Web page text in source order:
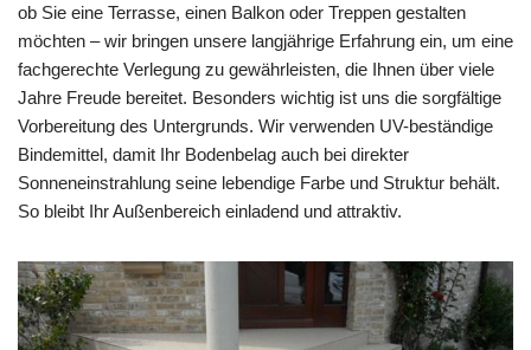
ob Sie eine Terrasse, einen Balkon oder Treppen gestalten
möchten – wir bringen unsere langjährige Erfahrung ein, um eine
fachgerechte Verlegung zu gewährleisten, die Ihnen über viele
Jahre Freude bereitet. Besonders wichtig ist uns die sorgfältige
Vorbereitung des Untergrunds. Wir verwenden UV-beständige
Bindemittel, damit Ihr Bodenbelag auch bei direkter
Sonneneinstrahlung seine lebendige Farbe und Struktur behält.
So bleibt Ihr Außenbereich einladend und attraktiv.